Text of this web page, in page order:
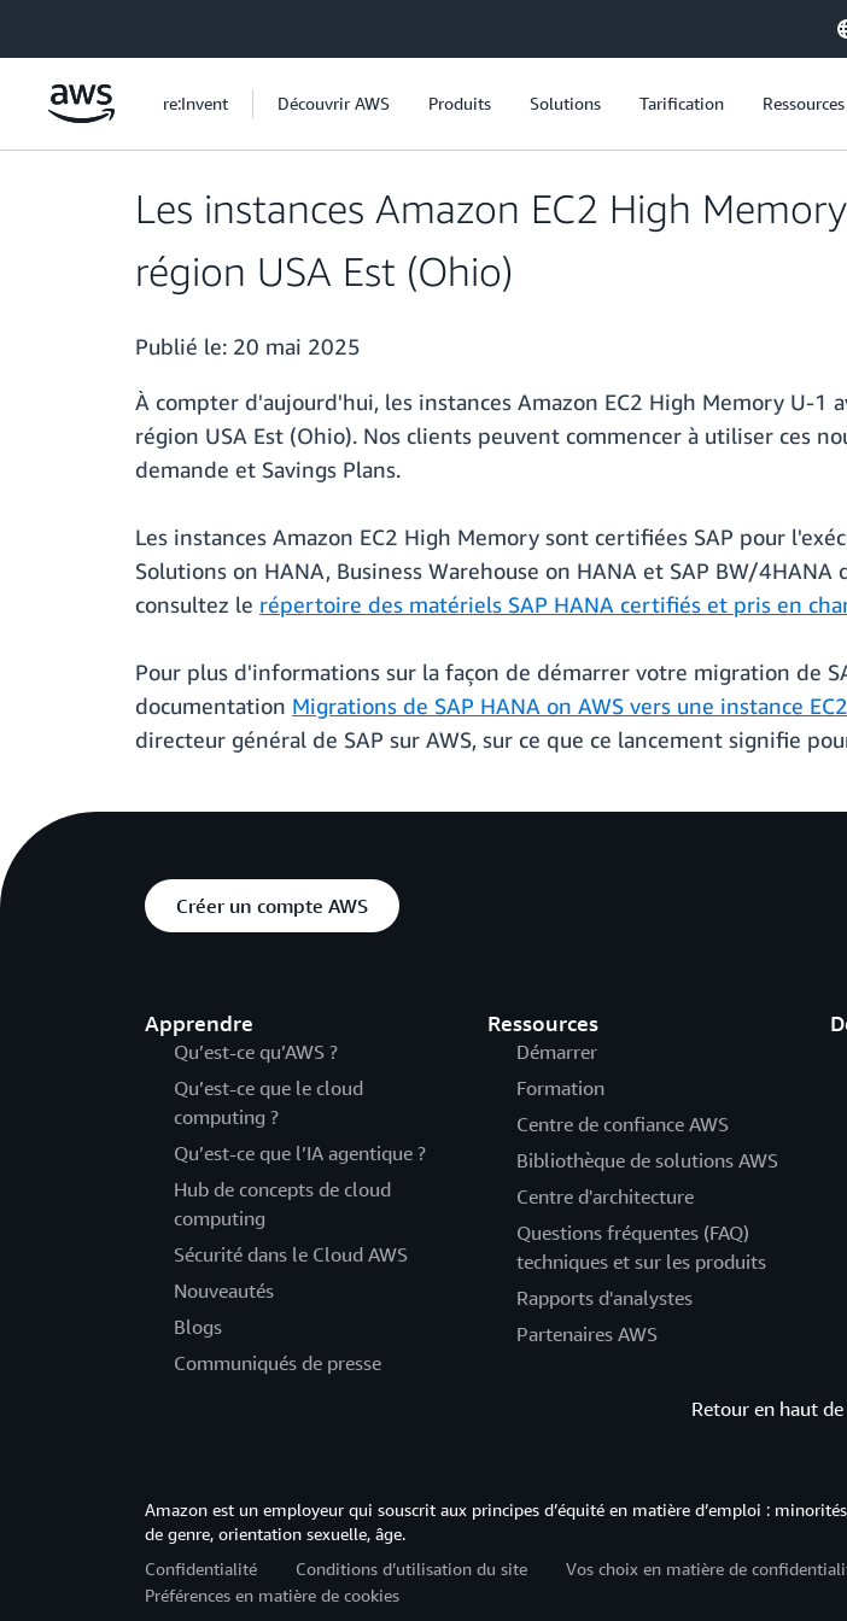
re:Invent Découvrir AWS Produits Solutions Tarification Ressources
Les instances Amazon EC2 High
région USA Est (Ohio)
Publié le: 20 mai 2025
À compter d'aujourd'hui, les instances Amazon EC2 High Memory U-
région USA Est (Ohio). Nos clients peuvent commencer à utiliser ces
demande et Savings Plans.
Les instances Amazon EC2 High Memory sont certifiées SAP pour
Solutions on HANA, Business Warehouse on HANA et SAP BW/
consultez le répertoire des matériels SAP HANA certifiés et pris en
Pour plus d'informations sur la façon de démarrer votre migration de
documentation Migrations de SAP HANA on AWS vers une instance
directeur général de SAP sur AWS, sur ce que ce lancement signifie
Créer un compte AWS
Apprendre
Qu’est-ce qu’AWS ?
Qu’est-ce que le cloud
computing ?
Qu’est-ce que l’IA agentique ?
Hub de concepts de cloud
computing
Sécurité dans le Cloud AWS
Nouveautés
Blogs
Communiqués de presse
Ressources
Démarrer
Formation
Centre de confiance AWS
Bibliothèque de solutions AWS
Centre d'architecture
Questions fréquentes (FAQ)
techniques et sur les produits
Rapports d'analystes
Partenaires AWS
Retour en haut
Amazon est un employeur qui souscrit aux principes d’équité en matière d’emploi :
de genre, orientation sexuelle, âge.
Confidentialité
Conditions d’utilisation du site
Vos choix en matière de
Préférences en matière de cookies